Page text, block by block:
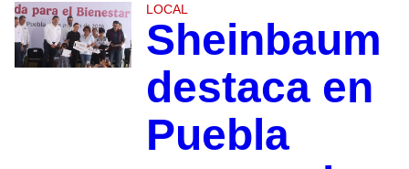
LOCAL
Sheinbaum
destaca en
Puebla